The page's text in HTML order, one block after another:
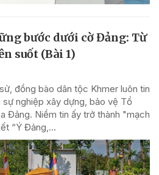
bước dưới cờ Đảng: Từ
suốt (Bài 1)
đồng bào dân tộc Khmer luôn tin
nghiệp xây dựng, bảo vệ Tổ
Đảng. Niềm tin ấy trở thành "mạch
“Ý Đảng,...